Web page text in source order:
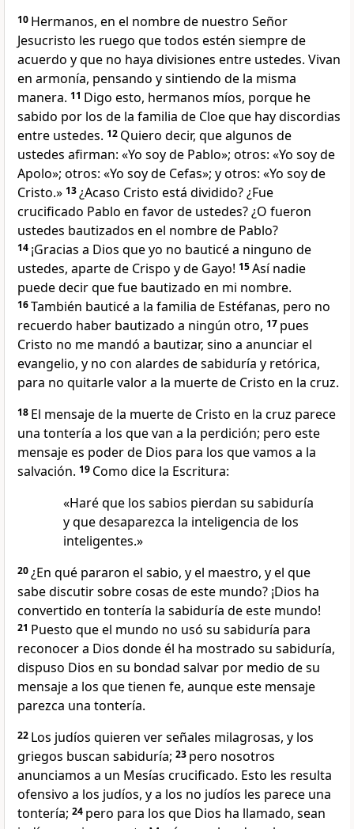
10 Hermanos, en el nombre de nuestro Señor
Jesucristo les ruego que todos estén siempre de
acuerdo y que no haya divisiones entre ustedes. Vivan
en armonía, pensando y sintiendo de la misma
manera. 11 Digo esto, hermanos míos, porque he
sabido por los de la familia de Cloe que hay discordias
entre ustedes. 12 Quiero decir, que algunos de
ustedes afirman: «Yo soy de Pablo»; otros: «Yo soy de
Apolo»; otros: «Yo soy de Cefas»; y otros: «Yo soy de
Cristo.» 13¿Acaso Cristo está dividido? ¿Fue
crucificado Pablo en favor de ustedes? ¿O fueron
ustedes bautizados en el nombre de Pablo?
14 ¡Gracias a Dios que yo no bauticé a ninguno de
ustedes, aparte de Crispo y de Gayo! 15Así nadie
puede decir que fue bautizado en mi nombre.
16También bauticé a la familia de Estéfanas, pero no
recuerdo haber bautizado a ningún otro, 17 pues
Cristo no me mandó a bautizar, sino a anunciar el
evangelio, y no con alardes de sabiduría y retórica,
para no quitarle valor a la muerte de Cristo en la cruz.
18 El mensaje de la muerte de Cristo en la cruz parece
una tontería a los que van a la perdición; pero este
mensaje es poder de Dios para los que vamos a la
salvación. 19 Como dice la Escritura:
«Haré que los sabios pierdan su sabiduría
y que desaparezca la inteligencia de los
inteligentes.»
20¿En qué pararon el sabio, y el maestro, y el que
sabe discutir sobre cosas de este mundo? ¡Dios ha
convertido en tontería la sabiduría de este mundo!
21 Puesto que el mundo no usó su sabiduría para
reconocer a Dios donde él ha mostrado su sabiduría,
dispuso Dios en su bondad salvar por medio de su
mensaje a los que tienen fe, aunque este mensaje
parezca una tontería.
22 Los judíos quieren ver señales milagrosas, y los
griegos buscan sabiduría; 23 pero nosotros
anunciamos a un Mesías crucificado. Esto les resulta
ofensivo a los judíos, y a los no judíos les parece una
tontería; 24 pero para los que Dios ha llamado, sean